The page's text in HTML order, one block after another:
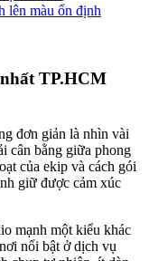
lên màu ổn định
TP.HCM
đơn giản là nhìn vài
cân bằng giữa phong
của ekip và cách gói
giữ được cảm xúc
mạnh một kiểu khác
nổi bật ở dịch vụ